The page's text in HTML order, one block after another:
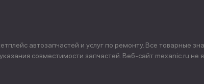
автозапчастей и услуг по ремонту. Все товарные
совместимости запчастей. Веб-сайт mexanic.ru